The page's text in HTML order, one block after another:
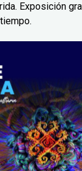
Exposición